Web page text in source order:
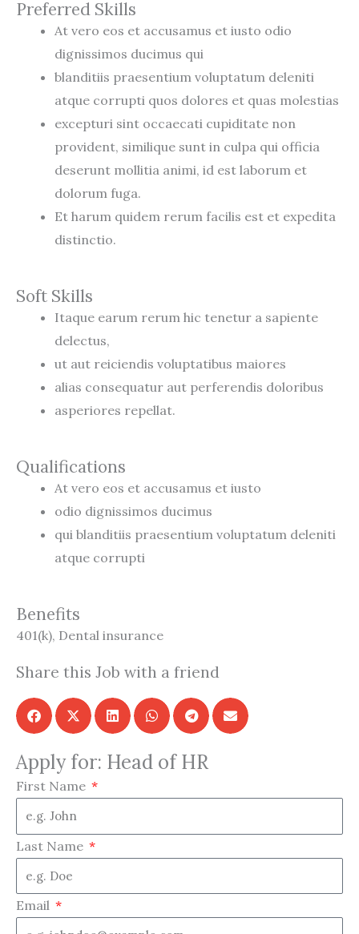
Preferred Skills
At vero eos et accusamus et iusto odio
dignissimos ducimus qui
blanditiis praesentium voluptatum deleniti
atque corrupti quos dolores et quas molestias
excepturi sint occaecati cupiditate non
provident, similique sunt in culpa qui officia
deserunt mollitia animi, id est laborum et
dolorum fuga.
Et harum quidem rerum facilis est et expedita
distinctio.
Soft Skills
Itaque earum rerum hic tenetur a sapiente
delectus,
ut aut reiciendis voluptatibus maiores
alias consequatur aut perferendis doloribus
asperiores repellat.
Qualifications
At vero eos et accusamus et iusto
odio dignissimos ducimus
qui blanditiis praesentium voluptatum deleniti
atque corrupti
Benefits
401(k), Dental insurance
Share this Job with a friend
Apply for: Head of HR
First Name
Last Name
Email